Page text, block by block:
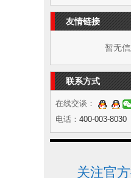
友情链接
暂无信
联系方式
在线交谈：
电话： 400-003-8030
关注官